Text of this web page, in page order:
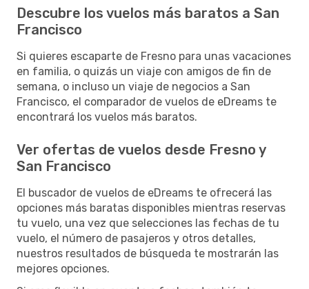
Descubre los vuelos más baratos a San
Francisco
Si quieres escaparte de Fresno para unas vacaciones
en familia, o quizás un viaje con amigos de fin de
semana, o incluso un viaje de negocios a San
Francisco, el comparador de vuelos de eDreams te
encontrará los vuelos más baratos.
Ver ofertas de vuelos desde Fresno y
San Francisco
El buscador de vuelos de eDreams te ofrecerá las
opciones más baratas disponibles mientras reservas
tu vuelo, una vez que selecciones las fechas de tu
vuelo, el número de pasajeros y otros detalles,
nuestros resultados de búsqueda te mostrarán las
mejores opciones.